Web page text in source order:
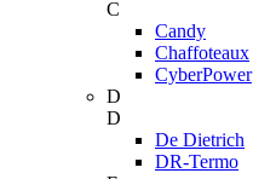
C
Candy
Chaffoteaux
CyberPower
D
D
De Dietrich
DR-Termo